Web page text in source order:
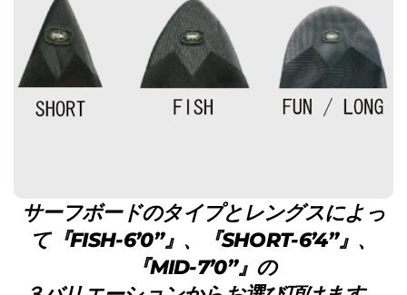
サーフボードのタイプとレングスによっ
て『FISH-6’0”』、『SHORT-6’4”』、
『MID-7’0”』の